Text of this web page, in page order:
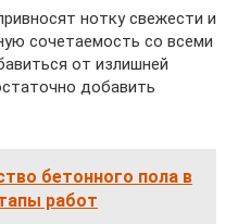
нотку свежести и
сочетаемость со всеми
от излишней
добавить
бетонного пола в
работ